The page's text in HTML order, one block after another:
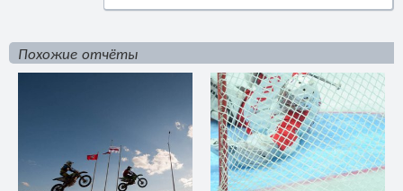
Похожие отчёты